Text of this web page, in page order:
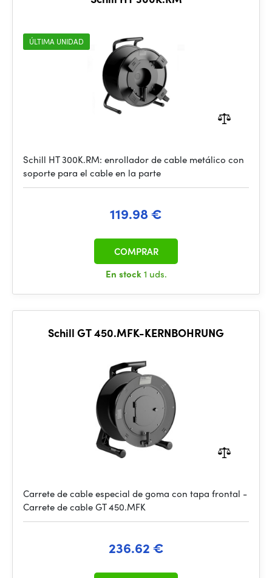
ÚLTIMA UNIDAD
Schill HT 300K.RM: enrollador de cable metálico con
soporte para el cable en la parte
119.98 €
En stock1 uds.
COMPRAR
Schill GT 450.MFK-KERNBOHRUNG
Carrete de cable especial de goma con tapa frontal -
Carrete de cable GT 450.MFK
236.62 €